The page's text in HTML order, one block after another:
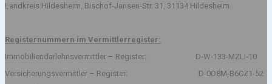
Landkreis Hildesheim, Bischof-Jansen-Str. 31, 31134 Hildesheim
Registernummern im Vermittlerregister:
Immobiliendarlehnsvermittler – Register: D-W-133-MZLI-10
Versicherungsvermittler – Register: D-0O8M-B6CZ1-52